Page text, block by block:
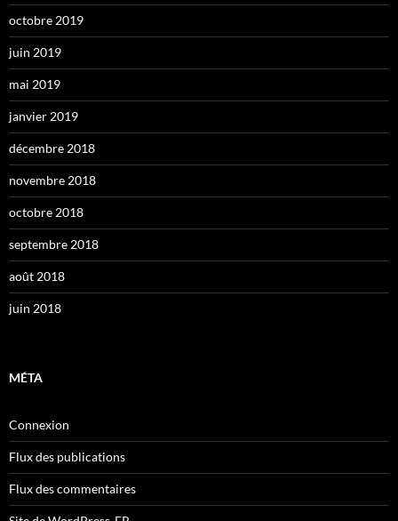
octobre 2019
juin 2019
mai 2019
janvier 2019
décembre 2018
novembre 2018
octobre 2018
septembre 2018
août 2018
juin 2018
MÉTA
Connexion
Flux des publications
Flux des commentaires